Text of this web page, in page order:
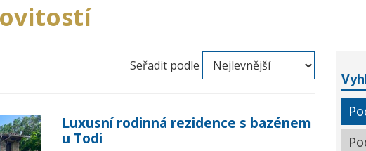
Seřadit podle
Luxusní rodinná rezidence s bazénem
u Todi